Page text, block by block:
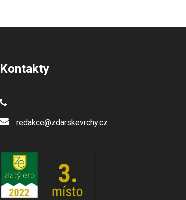
Kontakty
redakce@zdarskevrchy.cz